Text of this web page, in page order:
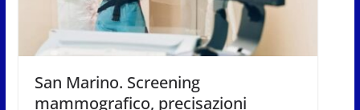
San Marino. Screening
mammografico, precisazioni